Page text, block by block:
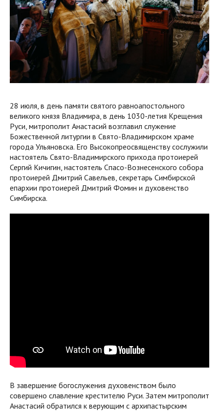
28 июля, в день памяти святого равноапостольного
великого князя Владимира, в день 1030-летия Крещения
Руси, митрополит Анастасий возглавил служение
Божественной литургии в Свято-Владимирском храме
города Ульяновска. Его Высокопреосвященству сослужили
настоятель Свято-Владимирского прихода протоиерей
Сергий Кичигин, настоятель Спасо-Вознесенского собора
протоиерей Дмитрий Савельев, секретарь Симбирской
епархии протоиерей Дмитрий Фомин и духовенство
Симбирска.
В завершение богослужения духовенством было
совершено славление крестителю Руси. Затем митрополит
Анастасий обратился к верующим с архипастырским